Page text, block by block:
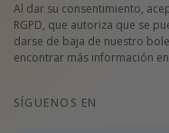
Al dar su consentimiento,
RGPD, que autoriza que se
darse de baja de nuestro
encontrar más información
SÍGUENOS EN